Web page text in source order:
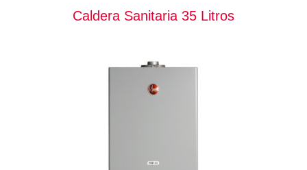
Caldera Sanitaria 35 Litros